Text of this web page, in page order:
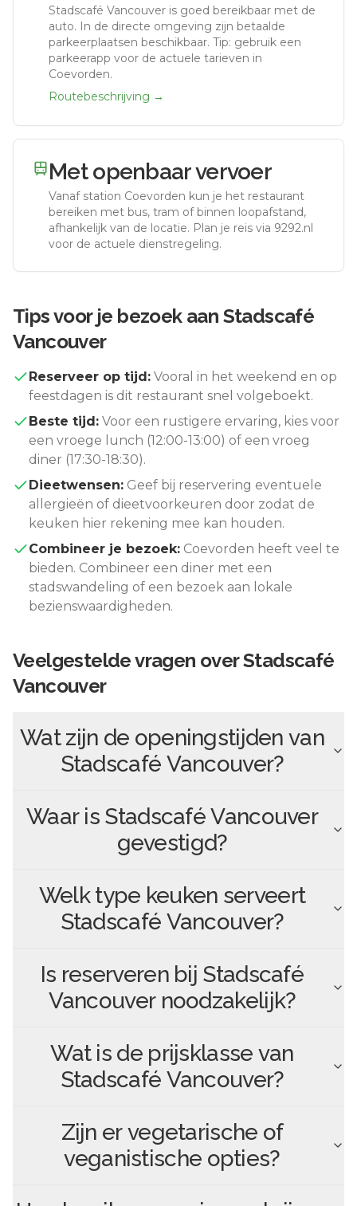
Stadscafé Vancouver is goed bereikbaar met de
auto. In de directe omgeving zijn betaalde
parkeerplaatsen beschikbaar. Tip: gebruik een
parkeerapp voor de actuele tarieven in
Coevorden.
Routebeschrijving →
Met openbaar vervoer
Vanaf station Coevorden kun je het restaurant
bereiken met bus, tram of binnen loopafstand,
afhankelijk van de locatie. Plan je reis via 9292.nl
voor de actuele dienstregeling.
Tips voor je bezoek aan Stadscafé
Vancouver
Reserveer op tijd: Vooral in het weekend en op
feestdagen is dit restaurant snel volgeboekt.
Beste tijd: Voor een rustigere ervaring, kies voor
een vroege lunch (12:00-13:00) of een vroeg
diner (17:30-18:30).
Dieetwensen: Geef bij reservering eventuele
allergieën of dieetvoorkeuren door zodat de
keuken hier rekening mee kan houden.
Combineer je bezoek: Coevorden heeft veel te
bieden. Combineer een diner met een
stadswandeling of een bezoek aan lokale
bezienswaardigheden.
Veelgestelde vragen overStadscafé
Vancouver
Wat zijn de openingstijden van
Stadscafé Vancouver?
Waar is Stadscafé Vancouver
gevestigd?
Welk type keuken serveert
Stadscafé Vancouver?
Is reserveren bij Stadscafé
Vancouvernoodzakelijk?
Wat is de prijsklasse van
Stadscafé Vancouver?
Zijn er vegetarische of
veganistische opties?